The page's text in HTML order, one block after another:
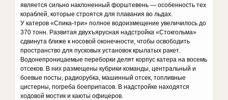
является сильно наклоненный форштевень — особенность тех
кораблей, которые строятся для плавания во льдах.
У катеров «Спика-три» полное водоизмещение увеличилось до
370 тонн. Развитая двухъярусная надстройка «Стокгольма»
сдвинута ближе к носовой оконечности, чтобы освободить
пространство для пусковых установок крылатых ракет.
Водонепроницаемые переборки делят корпус катера на восемь
отсеков. В них размещены кубрики команды, центральный и
боевые посты, радиорубка, машинный отсек, топливные
цистерны, погреба боеприпасов. В надстройке находятся
ходовой мостик и каюты офицеров.